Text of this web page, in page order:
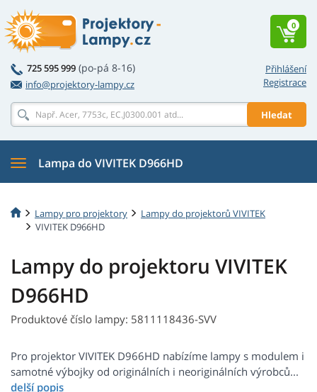
Přihlášení
Registrace
725 595 999 (po-pá 8-16)
info@projektory-lampy.cz
Hledat
0
Lampa do VIVITEK D966HD
Lampy pro projektory
Lampy do projektorů VIVITEK
VIVITEK D966HD
Lampy do projektoru VIVITEK
D966HD
Produktové číslo lampy: 5811118436-SVV
Pro projektor VIVITEK D966HD nabízíme lampy s modulem i
samotné výbojky od originálních i neoriginálních výrobců...